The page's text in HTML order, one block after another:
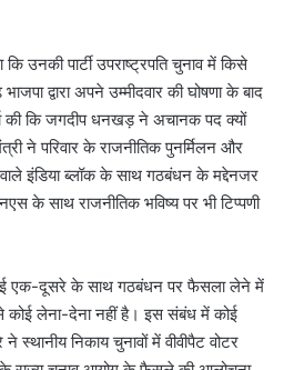
उनकी पार्टी उपराष्ट्रपति चुनाव में किसे
द्वारा अपने उम्मीदवार की घोषणा के बाद
की कि जगदीप धनखड़ ने अचानक पद क्यों
ने परिवार के राजनीतिक पुनर्मिलन और
इंडिया ब्लॉक के साथ गठबंधन के मद्देनजर
के साथ राजनीतिक भविष्य पर भी टिप्पणी
एक-दूसरे के साथ गठबंधन पर फैसला लेने में
कोई लेना-देना नहीं है। इस संबंध में कोई
स्थानीय निकाय चुनावों में वीवीपैट वोटर